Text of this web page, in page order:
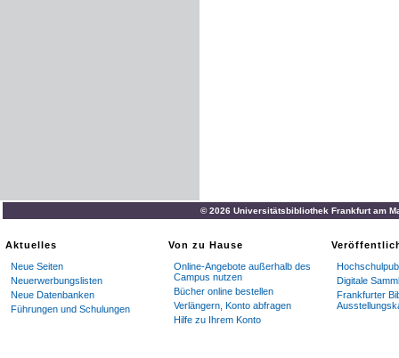
© 2026 Universitätsbibliothek Frankfurt am
Aktuelles
Neue Seiten
Neuerwerbungslisten
Neue Datenbanken
Führungen und Schulungen
Von zu Hause
Online-Angebote außerhalb des
Campus nutzen
Bücher online bestellen
Verlängern, Konto abfragen
Hilfe zu Ihrem Konto
Digitale
Frankfurter